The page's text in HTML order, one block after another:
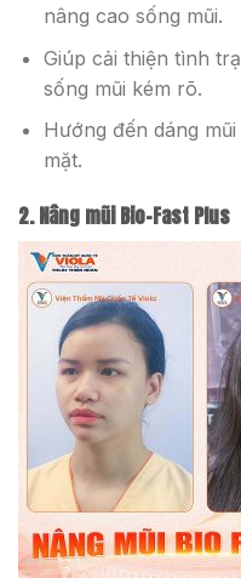
nâng cao sống mũi.
Giúp cải thiện tình
sống mũi kém rõ.
Hướng đến dáng
mặt.
2. Nâng mũi Bio-Fast Plus